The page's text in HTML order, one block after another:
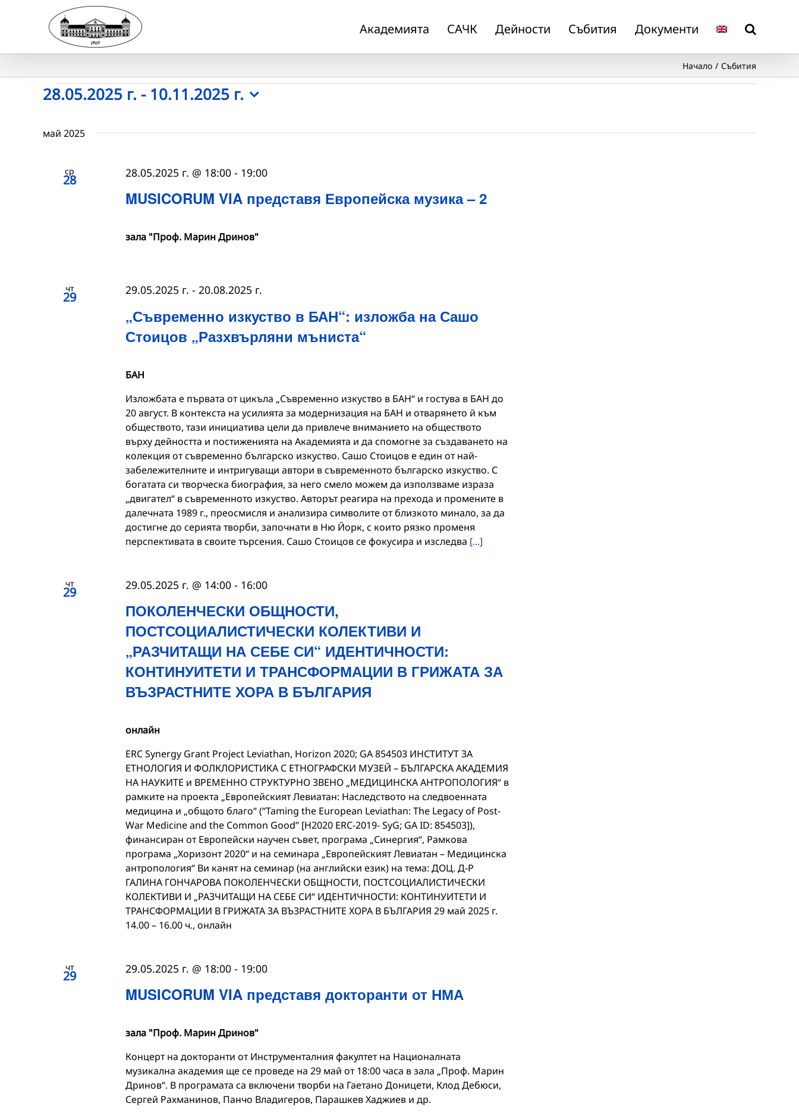
Академията САЧК Дейности Събития Документи
Начало Събития
Събития
28.05.2025 г. - 10.11.2025 г.
date.
май 2025
ср
28
MUSICORUM VIA представя Европейска музика – 2
28.05.2025 г. @ 18:00- 19:00
зала "Проф. Марин Дринов"
чт
29
„Съвременно изкуство в БАН“: изложба на Сашо
Стоицов „Разхвърляни мъниста“
29.05.2025 г. - 20.08.2025 г.
БАН
Изложбата е първата от цикъла „Съвременно изкуство в БАН“ и гостува в БАН до
20 август. В контекста на усилията за модернизация на БАН и отварянето й към
обществото, тази инициатива цели да привлече вниманието на обществото
върху дейността и постиженията на Академията и да спомогне за създаването на
колекция от съвременно българско изкуство. Сашо Стоицов е един от най-
забележителните и интригуващи автори в съвременното българско изкуство. С
богатата си творческа биография, за него смело можем да използваме израза
„двигател“ в съвременното изкуство. Авторът реагира на прехода и промените в
далечната 1989 г., преосмисля и анализира символите от близкото минало, за да
достигне до серията творби, започнати в Ню Йорк, с които рязко променя
перспективата в своите търсения. Сашо Стоицов се фокусира и изследва [...]
чт
29
ПОКОЛЕНЧЕСКИ ОБЩНОСТИ,
ПОСТСОЦИАЛИСТИЧЕСКИ КОЛЕКТИВИ И
„РАЗЧИТАЩИ НА СЕБЕ СИ“ ИДЕНТИЧНОСТИ:
КОНТИНУИТЕТИ И ТРАНСФОРМАЦИИ В ГРИЖАТА ЗА
ВЪЗРАСТНИТЕ ХОРА В БЪЛГАРИЯ
29.05.2025 г. @ 14:00- 16:00
онлайн
ERC Synergy Grant Project Leviathan, Horizon 2020; GA 854503 ИНСТИТУТ ЗА
ЕТНОЛОГИЯ И ФОЛКЛОРИСТИКА С ЕТНОГРАФСКИ МУЗЕЙ – БЪЛГАРСКА АКАДЕМИЯ
НА НАУКИТЕ и ВРЕМЕННО СТРУКТУРНО ЗВЕНО „МЕДИЦИНСКА АНТРОПОЛОГИЯ“ в
рамките на проекта „Европейският Левиатан: Наследството на следвоенната
медицина и „общото благо“ (“Taming the European Leviathan: The Legacy of Post-
War Medicine and the Common Good” [H2020 ERC-2019- SyG; GA ID: 854503]),
финансиран от Европейски научен съвет, програма „Синергия“, Рамкова
програма „Хоризонт 2020“ и на семинара „Европейският Левиатан – Медицинска
антропология“ Ви канят на семинар (на английски език) на тема: ДОЦ. Д-Р
ГАЛИНА ГОНЧАРОВА ПОКОЛЕНЧЕСКИ ОБЩНОСТИ, ПОСТСОЦИАЛИСТИЧЕСКИ
КОЛЕКТИВИ И „РАЗЧИТАЩИ НА СЕБЕ СИ“ ИДЕНТИЧНОСТИ: КОНТИНУИТЕТИ И
ТРАНСФОРМАЦИИ В ГРИЖАТА ЗА ВЪЗРАСТНИТЕ ХОРА В БЪЛГАРИЯ 29 май 2025 г.
14.00 – 16.00 ч., онлайн
чт
29
MUSICORUM VIA представя докторанти от НМА
29.05.2025 г. @ 18:00- 19:00
зала "Проф. Марин Дринов"
Концерт на докторанти от Инструменталния факултет на Националната
музикална академия ще се проведе на 29 май от 18:00 часа в зала „Проф. Марин
Дринов“. В програмата са включени творби на Гаетано Доницети, Клод Дебюси,
Сергей Рахманинов, Панчо Владигеров, Парашкев Хаджиев и др.